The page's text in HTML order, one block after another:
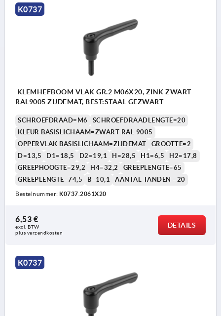
K0737
KLEMHEFBOOM VLAK GR.2 M06X20, ZINK ZWART
RAL9005 ZIJDEMAT, BEST:STAAL GEZWART
SCHROEFDRAAD=M6
SCHROEFDRAADLENGTE=20
KLEUR BASISLICHAAM=ZWART RAL 9005
OPPERVLAK BASISLICHAAM=ZIJDEMAT
GROOTTE=2
D=13,5
D1=18,5 D2=19,1 H=28,5 H1=6,5
H2=17,8
GREEPHOOGTE=29,2
H4=32,2
GREEPLENGTE=65
GREEPLENGTE=74,5
B=10,1 AANTAL TANDEN =20
Bestelnummer: K0737.2061X20
6,53 €
excl. BTW
plus verzendkosten
DETAILS
K0737